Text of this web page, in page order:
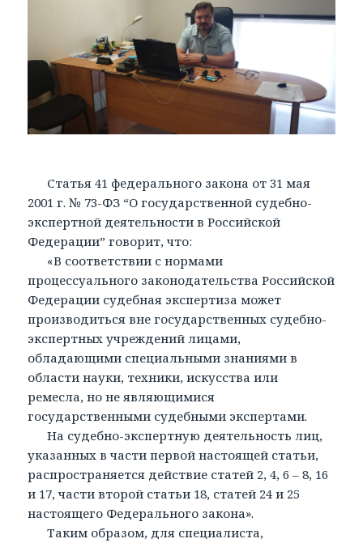
Статья 41 федерального закона от 31 мая
2001 г. № 73-ФЗ “О государственной судебно-
экспертной деятельности в Российской
Федерации” говорит, что:
«В соответствии с нормами
процессуального законодательства Российской
Федерации судебная экспертиза может
производиться вне государственных судебно-
экспертных учреждений лицами,
обладающими специальными знаниями в
области науки, техники, искусства или
ремесла, но не являющимися
государственными судебными экспертами.
На судебно-экспертную деятельность лиц,
указанных в части первой настоящей статьи,
распространяется действие статей 2, 4, 6 – 8, 16
и 17, части второй статьи 18, статей 24 и 25
настоящего Федерального закона».
Таким образом, для специалиста,